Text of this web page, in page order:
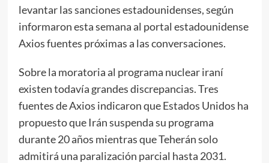
levantar las sanciones estadounidenses, según
informaron esta semana al portal estadounidense
Axios fuentes próximas a las conversaciones.
Sobre la moratoria al programa nuclear iraní
existen todavía grandes discrepancias. Tres
fuentes de Axios indicaron que Estados Unidos ha
propuesto que Irán suspenda su programa
durante 20 años mientras que Teherán solo
admitirá una paralización parcial hasta 2031.